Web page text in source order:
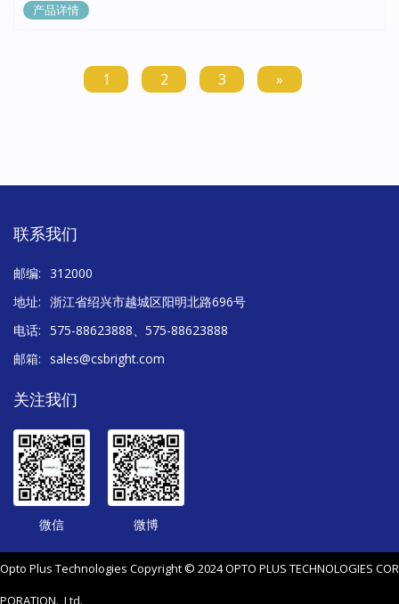
产品详情
1 2 3 »
联系我们
邮编: 312000
地址: 浙江省绍兴市越城区阳明北路696号
电话: 575-88623888、575-88623888
邮箱:
sales@csbright.com
关注我们
微信 微博
Opto Plus Technologies Copyright © 2024 OPTO PLUS TECHNOLOGIES COR
PORATION., Ltd.